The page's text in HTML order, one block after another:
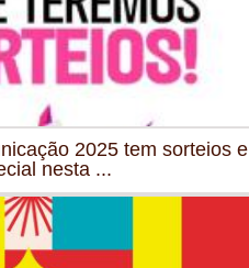
2025 tem sorteios e
nesta ...